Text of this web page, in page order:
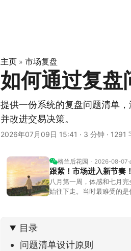
主页 » 市场复盘
如何通过复盘
提供一份系统的复盘问题清单
并改进交易决策。
2026年07月09日 15:41 · 3 分钟 · 1291
格兰后花园 2026-08-07
跟紧！市场进入新节奏！
八月第一周，体感和七月
始往下走。当时最难受的
目录
问题清单设计原则